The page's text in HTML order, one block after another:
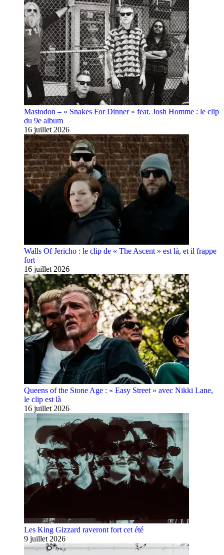
Mastodon – « Snakes For Dinner » feat. Josh Homme : le clip
du 9e album
16 juillet 2026
Walls Of Jericho : le clip de « The Ascent » est là, et il frappe
fort
16 juillet 2026
Queens of the Stone Age : « Easy Street » avec Nikki Lane,
le clip est là
16 juillet 2026
Les King Gizzard raveront fort cet été
9 juillet 2026